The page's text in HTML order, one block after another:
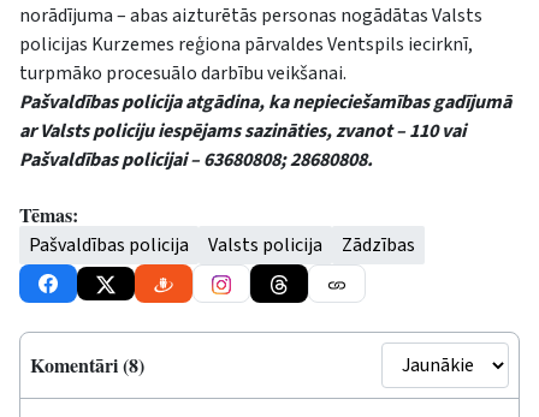
norādījuma – abas aizturētās personas nogādātas Valsts
policijas Kurzemes reģiona pārvaldes Ventspils iecirknī,
turpmāko procesuālo darbību veikšanai.
Pašvaldības policija atgādina, ka nepieciešamības gadījumā
ar Valsts policiju iespējams sazināties, zvanot – 110 vai
Pašvaldības policijai – 63680808; 28680808.
Tēmas:
Pašvaldības policija Valsts policija Zādzības
Komentāri (8)